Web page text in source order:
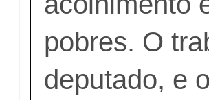
pobres. O
deputado, e